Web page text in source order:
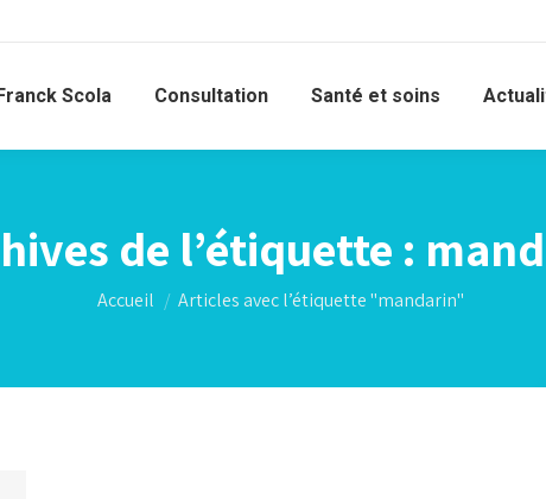
Scola Consultation Santé et soins
de l’étiquette :
Vous êtes ici :
Accueil Articles avec l’étiquette "mandarin"